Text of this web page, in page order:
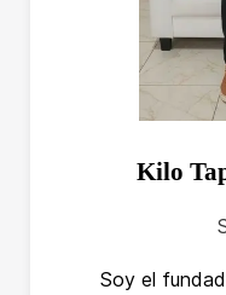
Kilo
Soy el